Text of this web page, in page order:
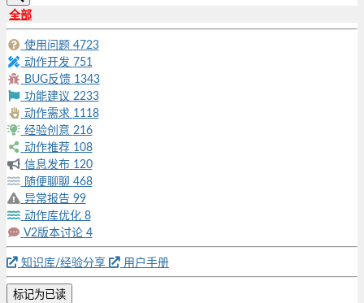
全部
使用问题 4723
动作开发 751
BUG反馈 1343
功能建议 2233
动作需求 1118
经验创意 216
动作推荐 108
信息发布 120
随便聊聊 468
异常报告 99
动作库优化 8
V2版本讨论 4
知识库/经验分享 用户手册
标记为已读